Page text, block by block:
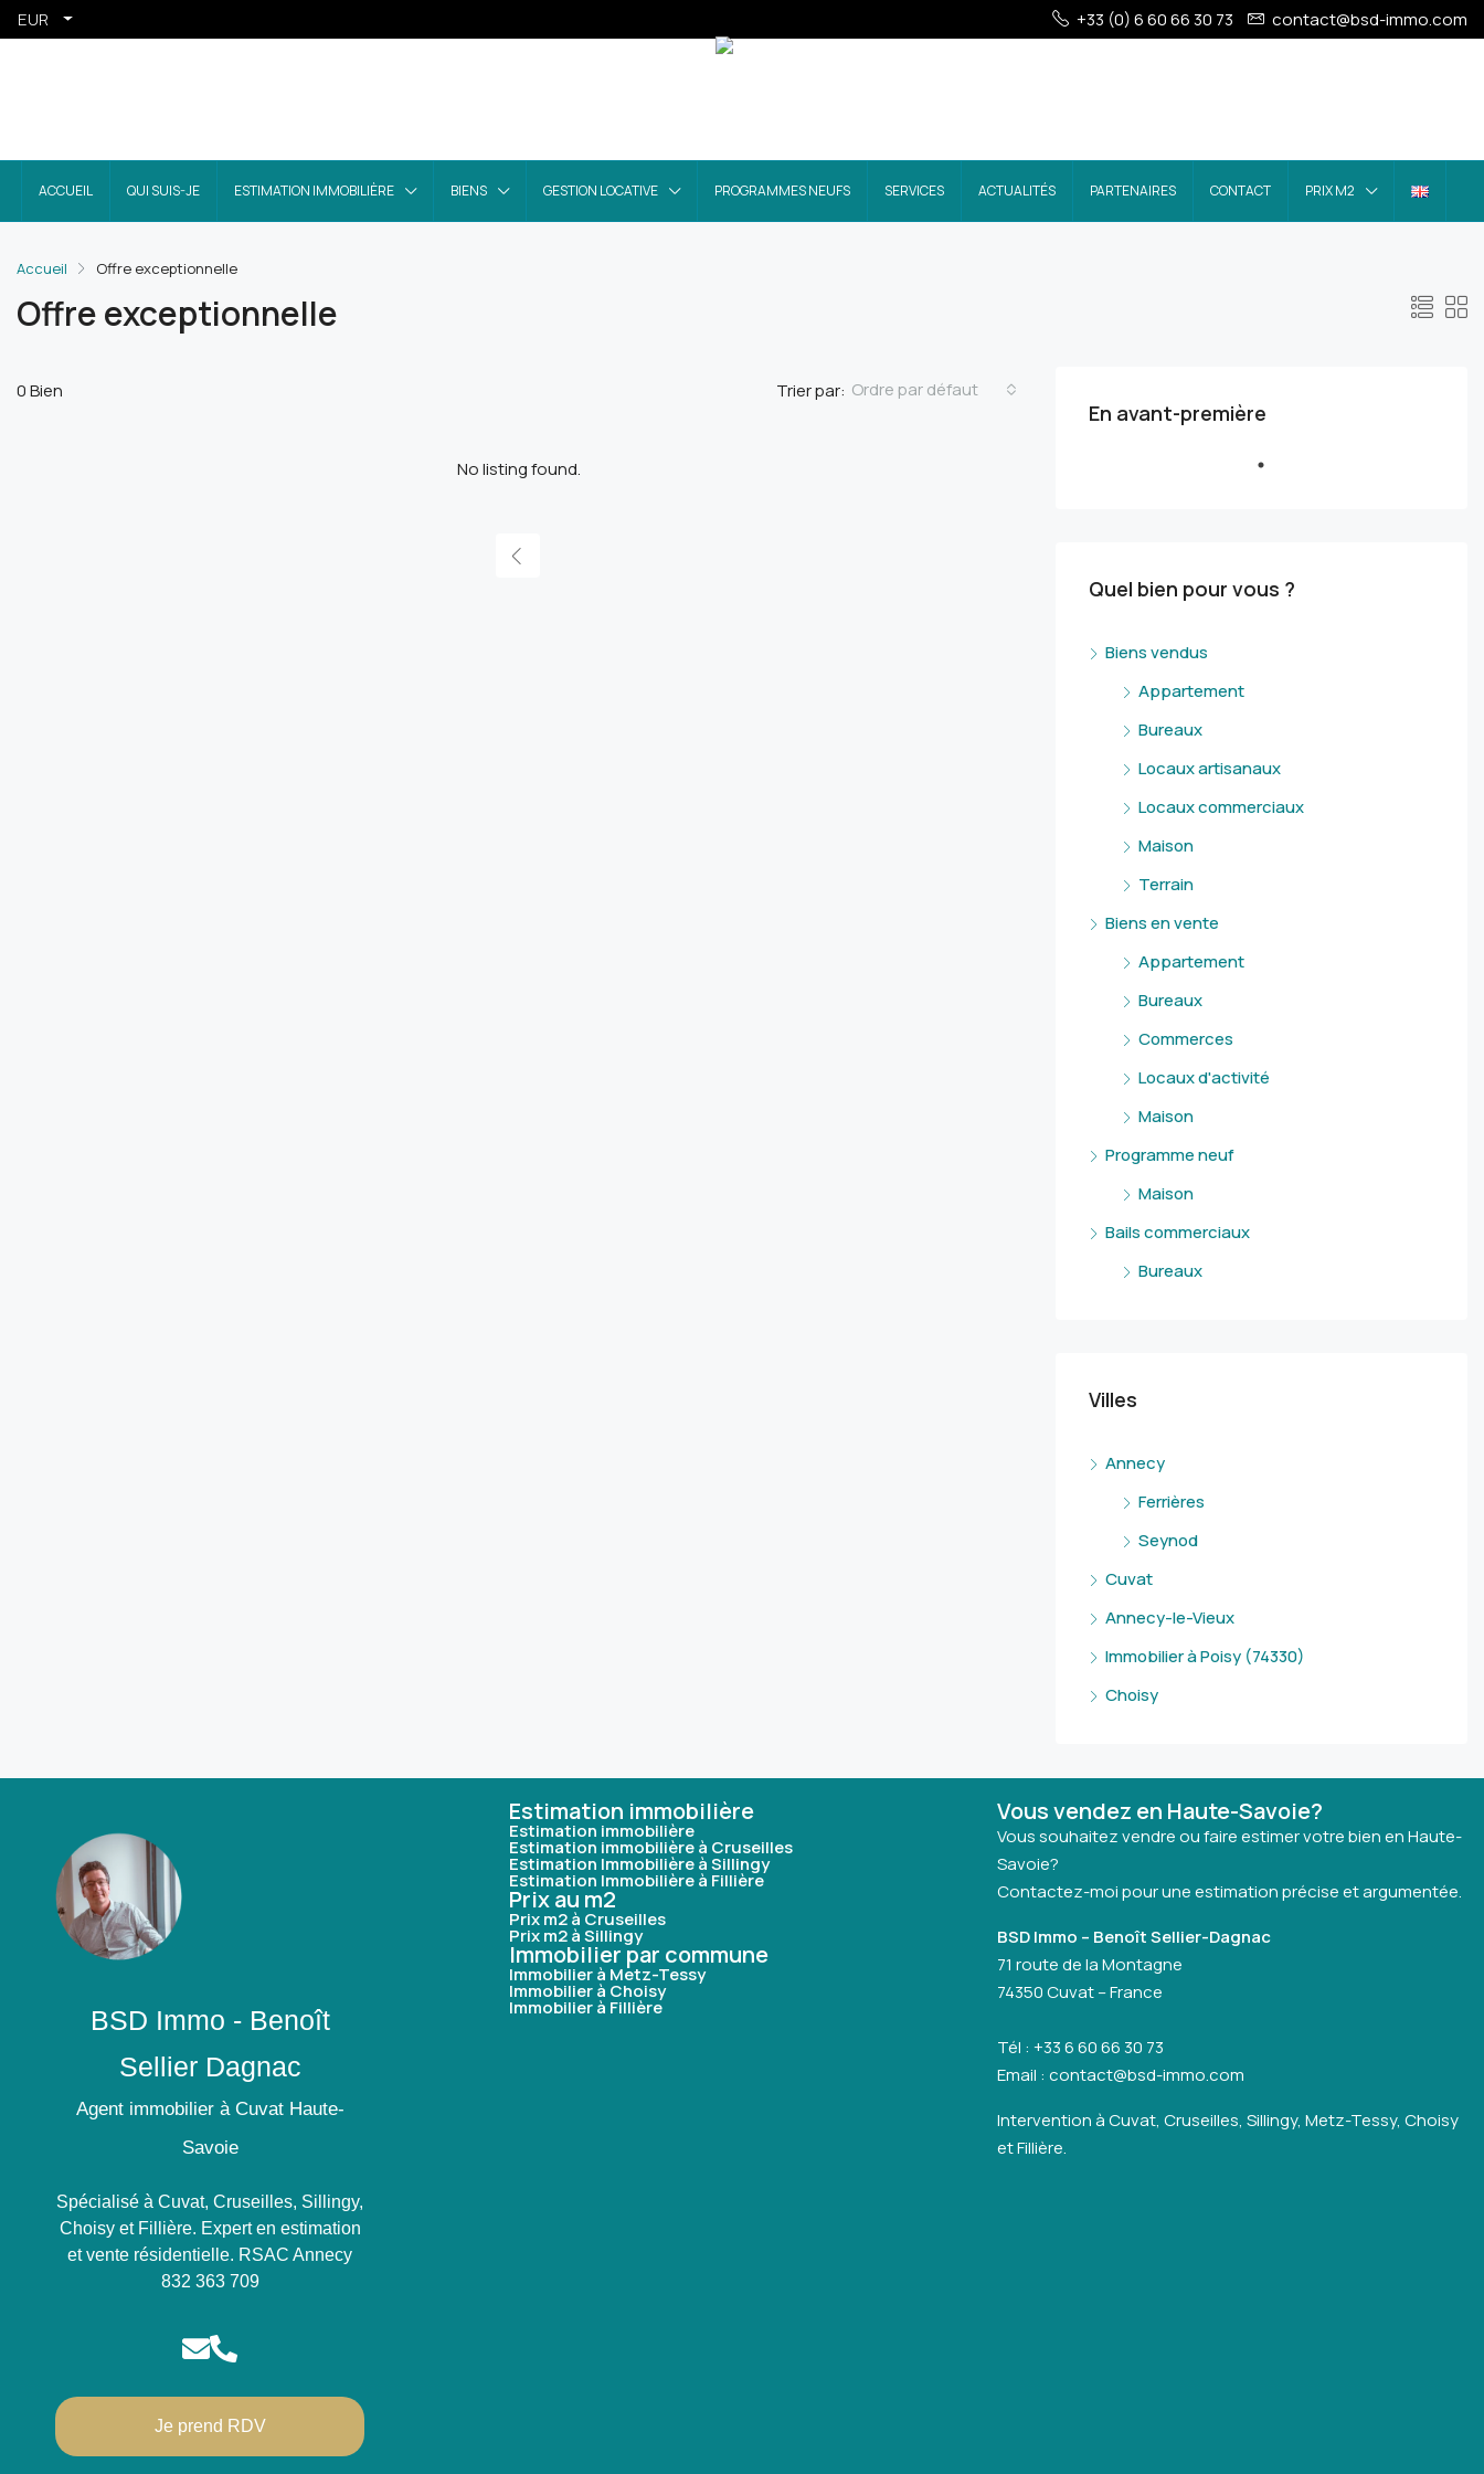
EUR +33 (0) 6 60 66 30 73 contact@bsd-immo.com
ACCUEIL QUI SUIS-JE ESTIMATION IMMOBILIÈRE BIENS GESTION LOCATIVE PROGRAMMES NEUFS SERVICES ACTUALITÉS PARTENAIRES CONTACT PRIX M2
Accueil Offre exceptionnelle
Offre exceptionnelle
0 Bien Trier par: Ordre par défaut
No listing found.
En avant-première
Quel bien pour vous ?
Biens vendus
Appartement
Bureaux
Locaux artisanaux
Locaux commerciaux
Maison
Terrain
Biens en vente
Appartement
Bureaux
Commerces
Locaux d'activité
Maison
Programme neuf
Maison
Bails commerciaux
Bureaux
Villes
Annecy
Ferrières
Seynod
Cuvat
Annecy-le-Vieux
Immobilier à Poisy (74330)
Choisy
BSD Immo - Benoît
Sellier Dagnac
Agent immobilier à Cuvat Haute-
Savoie
Spécialisé à Cuvat, Cruseilles, Sillingy,
Choisy et Fillière. Expert en estimation
et vente résidentielle. RSAC Annecy
832 363 709
Je prend RDV
Estimation immobilière
Estimation immobilière
Estimation immobilière à Cruseilles
Estimation Immobilière à Sillingy
Estimation Immobilière à Fillière
Prix au m2
Prix m2 à Cruseilles
Prix m2 à Sillingy
Immobilier par commune
Immobilier à Metz-Tessy
Immobilier à Choisy
Immobilier à Fillière
Vous vendez en Haute-Savoie?
Vous souhaitez vendre ou faire estimer votre bien en Haute-
Savoie?
Contactez-moi pour une estimation précise et argumentée.
BSD Immo – Benoît Sellier-Dagnac
71 route de la Montagne
74350 Cuvat – France
Tél : +33 6 60 66 30 73
Email : contact@bsd-immo.com
Intervention à Cuvat, Cruseilles, Sillingy, Metz-Tessy, Choisy
et Fillière.